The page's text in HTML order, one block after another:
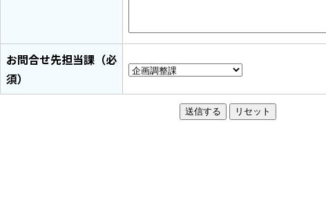
お問合せ先担当課（必
須）